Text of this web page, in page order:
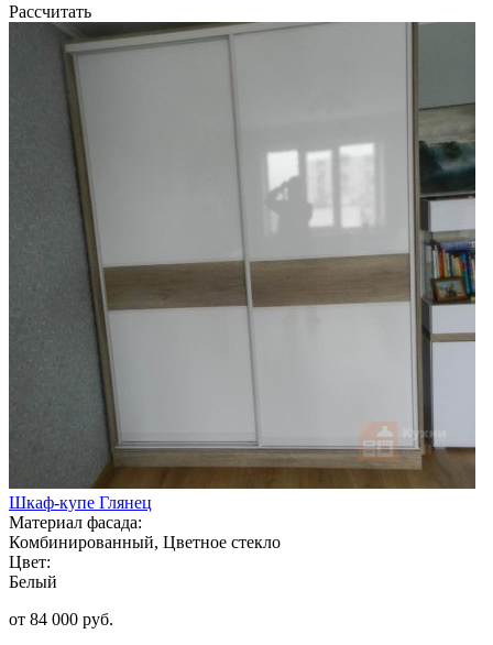
Рассчитать
Шкаф-купе Глянец
Материал фасада:
Комбинированный, Цветное стекло
Цвет:
Белый
от 84 000 руб.